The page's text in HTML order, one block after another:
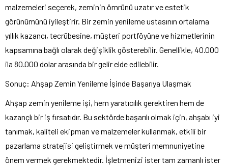
malzemeleri seçerek, zeminin ömrünü uzatır ve estetik
görünümünü iyileştirir. Bir zemin yenileme ustasının ortalama
yıllık kazancı, tecrübesine, müşteri portföyüne ve hizmetlerinin
kapsamına bağlı olarak değişiklik gösterebilir. Genellikle, 40.000
ila 80.000 dolar arasında bir gelir elde edilebilir.
Sonuç: Ahşap Zemin Yenileme İşinde Başarıya Ulaşmak
Ahşap zemin yenileme işi, hem yaratıcılık gerektiren hem de
kazançlı bir iş fırsatıdır. Bu sektörde başarılı olmak için, ahşabı iyi
tanımak, kaliteli ekipman ve malzemeler kullanmak, etkili bir
pazarlama stratejisi geliştirmek ve müşteri memnuniyetine
önem vermek gerekmektedir. İşletmenizi ister tam zamanlı ister